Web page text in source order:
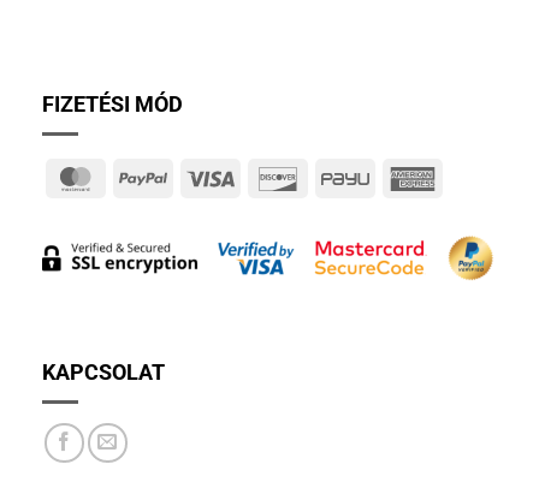
FIZETÉSI MÓD
MasterCardPayPal Visa DiscoverPayU
KAPCSOLAT